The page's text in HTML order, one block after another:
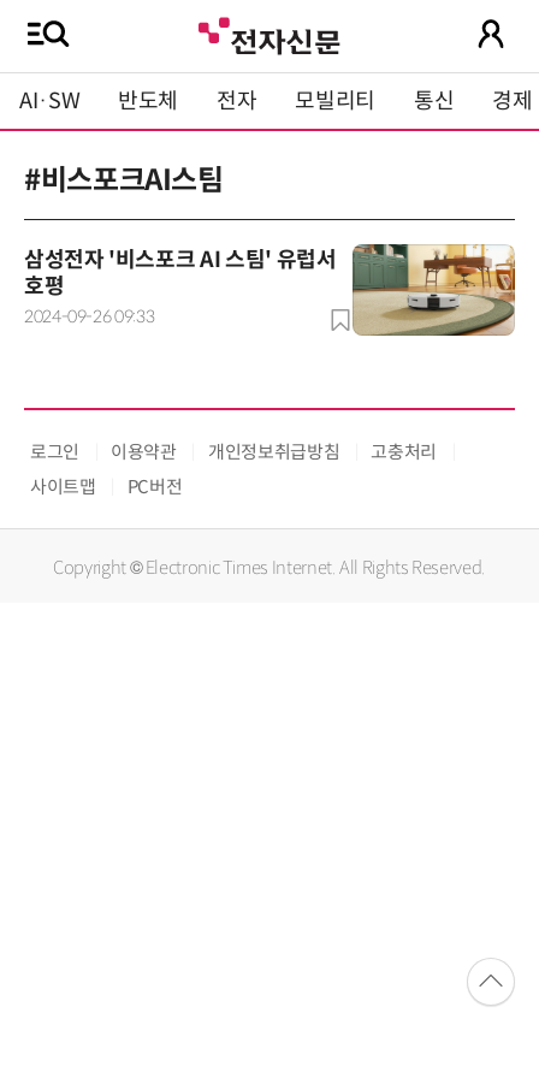
AI·SW 반도체 전자 모빌리티 통신 경제
#비스포크AI스팀
삼성전자 '비스포크 AI 스팀' 유럽서
호평
2024-09-26 09:33
로그인 이용약관 개인정보취급방침
고충처리
사이트맵
PC버전
Copyright © Electronic Times Internet. All Rights Reserved.